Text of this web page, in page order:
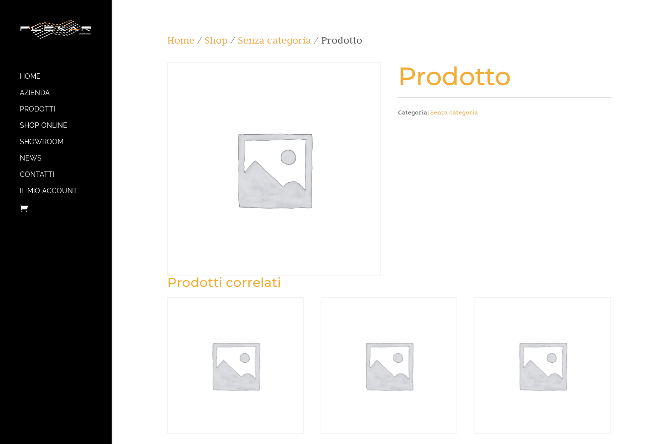
HOME
AZIENDA
PRODOTTI
SHOP ONLINE
SHOWROOM
NEWS
CONTATTI
IL MIO ACCOUNT
Home / Shop / Senza categoria/ Prodotto
Prodotto
Categoria:Senza categoria
Prodotti correlati